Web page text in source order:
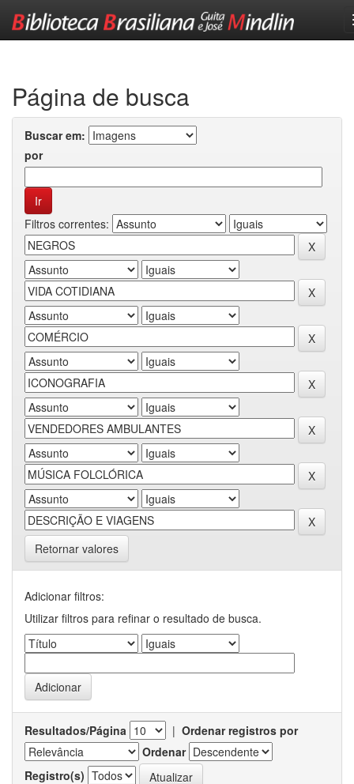
Página de busca
Buscar em:
por
Filtros correntes:
Retornar valores
Adicionar filtros:
Utilizar filtros para refinar o resultado de busca.
Resultados/Página | Ordenar registros por
Ordenar
Registro(s)